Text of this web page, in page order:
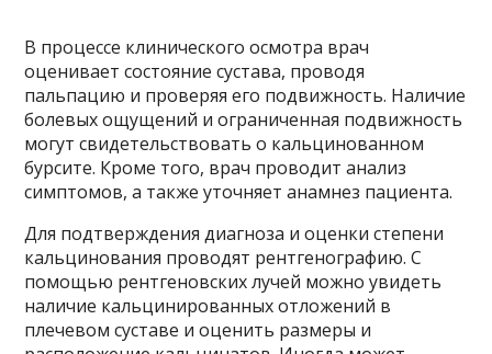
В процессе клинического осмотра врач
оценивает состояние сустава, проводя
пальпацию и проверяя его подвижность. Наличие
болевых ощущений и ограниченная подвижность
могут свидетельствовать о кальцинованном
бурсите. Кроме того, врач проводит анализ
симптомов, а также уточняет анамнез пациента.
Для подтверждения диагноза и оценки степени
кальцинования проводят рентгенографию. С
помощью рентгеновских лучей можно увидеть
наличие кальцинированных отложений в
плечевом суставе и оценить размеры и